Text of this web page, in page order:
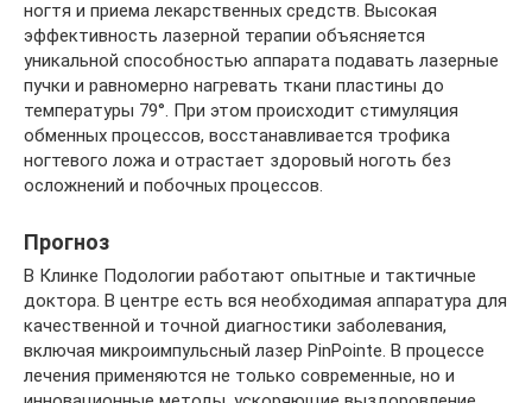
ногтя и приема лекарственных средств. Высокая
эффективность лазерной терапии объясняется
уникальной способностью аппарата подавать лазерные
пучки и равномерно нагревать ткани пластины до
температуры 79°. При этом происходит стимуляция
обменных процессов, восстанавливается трофика
ногтевого ложа и отрастает здоровый ноготь без
осложнений и побочных процессов.
Прогноз
В Клинке Подологии работают опытные и тактичные
доктора. В центре есть вся необходимая аппаратура для
качественной и точной диагностики заболевания,
включая микроимпульсный лазер PinPointe. В процессе
лечения применяются не только современные, но и